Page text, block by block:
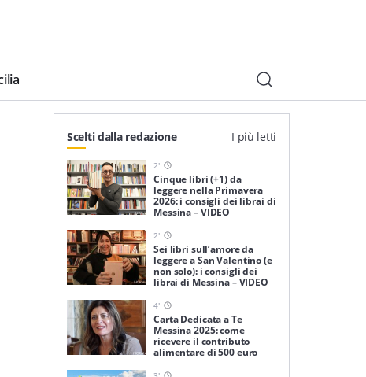
Scelti dalla redazione I più letti
2'
Cinque libri (+1) da
leggere nella Primavera
2026: i consigli dei librai di
Messina – VIDEO
2'
Sei libri sull’amore da
leggere a San Valentino (e
non solo): i consigli dei
librai di Messina – VIDEO
4'
Carta Dedicata a Te
Messina 2025: come
ricevere il contributo
alimentare di 500 euro